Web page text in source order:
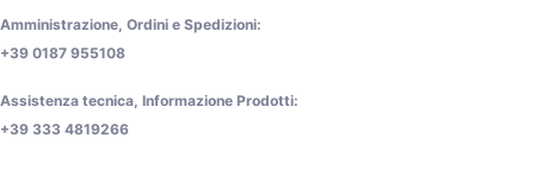
Amministrazione, Ordini e Spedizioni:
+39 0187 955108
Assistenza tecnica, Informazione Prodotti:
+39 333 4819266